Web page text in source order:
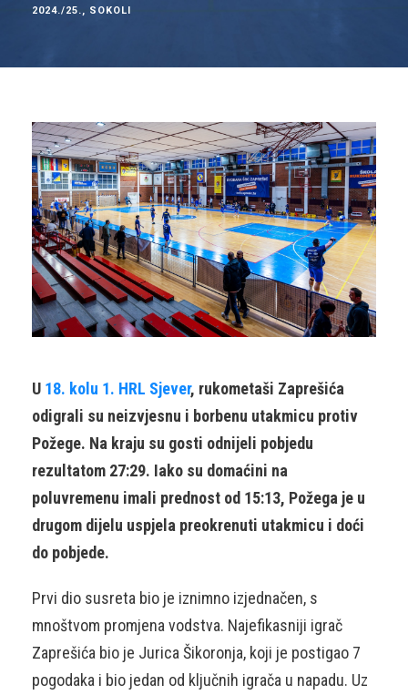
2024./25.
SOKOLI
U 18. kolu 1. HRL Sjever, rukometaši Zaprešića
odigrali su neizvjesnu i borbenu utakmicu protiv
Požege. Na kraju su gosti odnijeli pobjedu
rezultatom 27:29. Iako su domaćini na
poluvremenu imali prednost od 15:13, Požega je u
drugom dijelu uspjela preokrenuti utakmicu i doći
do pobjede.
Prvi dio susreta bio je iznimno izjednačen, s
mnoštvom promjena vodstva. Najefikasniji igrač
Zaprešića bio je Jurica Šikoronja, koji je postigao 7
pogodaka i bio jedan od ključnih igrača u napadu. Uz